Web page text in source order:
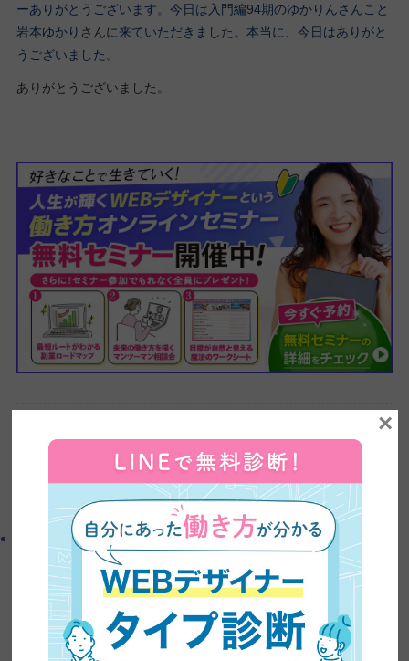
ーありがとうございます。今日は入門編94期のゆかりんさんこと
岩本ゆかり さんに来ていただきました。本当に、今日はありがと
うございました。
ありがとうございました。
入門編受講生の声
よかったらシェアしてね！
この記事を書いた人
×